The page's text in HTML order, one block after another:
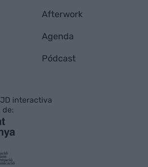
Afterwork
Agenda
Pódcast
interactiva
de: